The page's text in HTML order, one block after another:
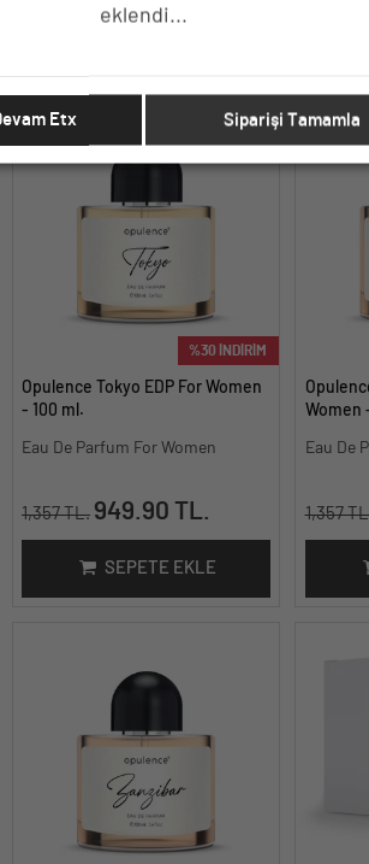
%30 İNDİRİM
Opulence Tokyo EDP For Women
- 100 ml.
Eau De Parfum For Women
1,357 TL. 949.90 TL.
SEPETE EKLE
Women
Eau De
1,357
eklendi...
Etx Siparişi Tamamla